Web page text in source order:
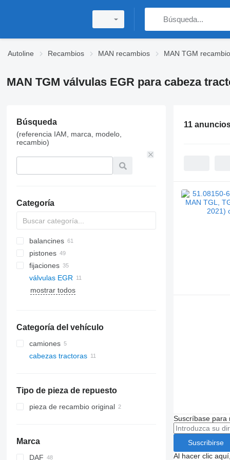
Autoline Recambios MAN recambios MAN TGM
MAN TGM válvulas EGR para cabeza
Búsqueda
(referencia IAM, marca, modelo,
recambio)
Categoría
balancines
pistones
fijaciones
válvulas EGR
mostrar todos
Categoría del vehículo
camiones
cabezas tractoras
Tipo de pieza de repuesto
pieza de recambio original
Marca
X-Series
DAF
11
Suscríbase para
Suscribirse
Al hacer clic